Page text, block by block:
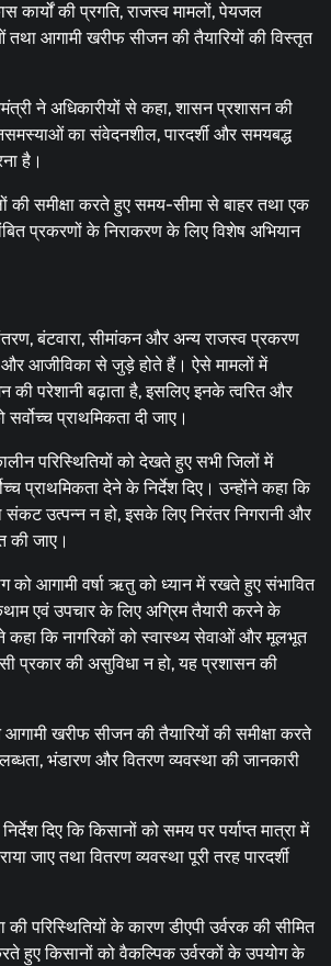
की प्रगति, राजस्व मामलों, पेयजल
तथा आगामी खरीफ सीजन की तैयारियों की विस्तृत
ने अधिकारीयों से कहा, शासन प्रशासन की
का संवेदनशील, पारदर्शी और समयबद्ध
है।
की समीक्षा करते हुए समय-सीमा से बाहर तथा एक
प्रकरणों के निराकरण के लिए विशेष अभियान
बंटवारा, सीमांकन और अन्य राजस्व प्रकरण
और आजीविका से जुड़े होते हैं। ऐसे मामलों में
परेशानी बढ़ाता है, इसलिए इनके त्वरित और
सर्वोच्च प्राथमिकता दी जाए।
परिस्थितियों को देखते हुए सभी जिलों में
प्राथमिकता देने के निर्देश दिए। उन्होंने कहा कि
उत्पन्न न हो, इसके लिए निरंतर निगरानी और
की जाए।
को आगामी वर्षा ऋतु को ध्यान में रखते हुए संभावित
एवं उपचार के लिए अग्रिम तैयारी करने के
कहा कि नागरिकों को स्वास्थ्य सेवाओं और मूलभूत
प्रकार की असुविधा न हो, यह प्रशासन की
खरीफ सीजन की तैयारियों की समीक्षा करते
भंडारण और वितरण व्यवस्था की जानकारी
दिए कि किसानों को समय पर पर्याप्त मात्रा में
जाए तथा वितरण व्यवस्था पूरी तरह पारदर्शी
परिस्थितियों के कारण डीएपी उर्वरक की सीमित
हुए किसानों को वैकल्पिक उर्वरकों के उपयोग के